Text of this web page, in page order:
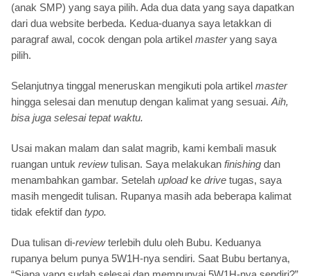
(anak SMP) yang saya pilih. Ada dua data yang saya dapatkan
dari dua website berbeda. Kedua-duanya saya letakkan di
paragraf awal, cocok dengan pola artikel masteryang saya
pilih.
Selanjutnya tinggal meneruskan mengikuti pola artikel master
hingga selesai dan menutup dengan kalimat yang sesuai. Aih,
bisa juga selesai tepat waktu.
Usai makan malam dan salat magrib, kami kembali masuk
ruangan untuk reviewtulisan. Saya melakukan finishing dan
menambahkan gambar. Setelah upload ke drive tugas, saya
masih mengedit tulisan. Rupanya masih ada beberapa kalimat
tidak efektif dan typo.
Dua tulisan di-reviewterlebih dulu oleh Bubu. Keduanya
rupanya belum punya 5W1H-nya sendiri. Saat Bubu bertanya,